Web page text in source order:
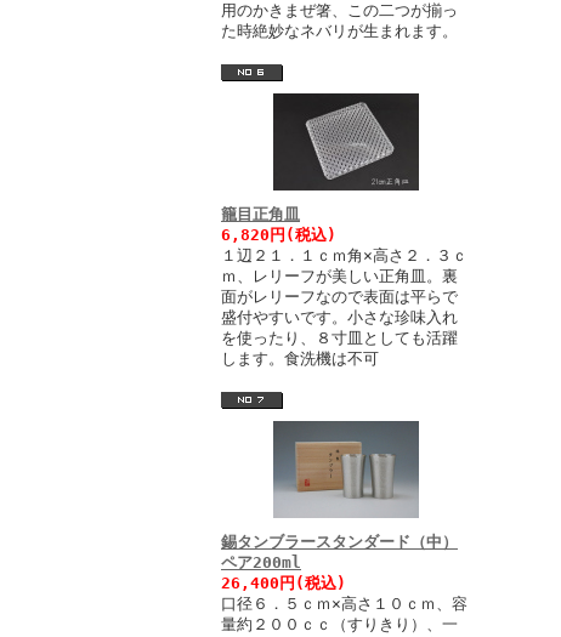
用のかきまぜ箸、この二つが揃っ
た時絶妙なネバリが生まれます。
籠目正角皿
6,820円(税込)
１辺２１．１ｃｍ角×高さ２．３ｃ
ｍ、レリーフが美しい正角皿。裏
面がレリーフなので表面は平らで
盛付やすいです。小さな珍味入れ
を使ったり、８寸皿としても活躍
します。食洗機は不可
錫タンブラースタンダード（中）
ペア200ml
26,400円(税込)
口径６．５ｃｍ×高さ１０ｃｍ、容
量約２００ｃｃ（すりきり）、一